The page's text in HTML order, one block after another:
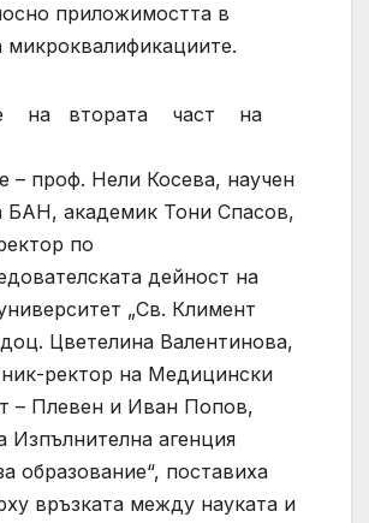
приложимостта в
микроквалификациите.
на втората част на
– проф. Нели Косева, научен
БАН, академик Тони Спасов,
по
дейност на
„Св. Климент
Цветелина Валентинова,
ректор на Медицински
– Плевен и Иван Попов,
Изпълнителна агенция
образование“, поставиха
връзката между науката и